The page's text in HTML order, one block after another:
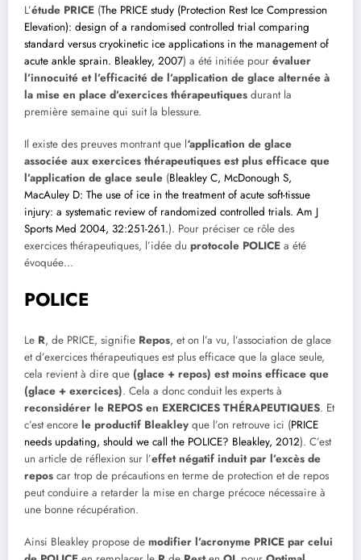
L’étude PRICE (The PRICE study (Protection Rest Ice Compression
Elevation): design of a randomised controlled trial comparing
standard versus cryokinetic ice applications in the management of
acute ankle sprain. Bleakley, 2007) a été initiée pour évaluer
l’innocuité et l’efficacité de l’application de glace alternée à
la mise en place d’exercices thérapeutiques durant la
première semaine qui suit la blessure.
Il existe des preuves montrant que l‘application de glace
associée aux exercices thérapeutiques est plus efficace que
l’application de glace seule (Bleakley C, McDonough S,
MacAuley D: The use of ice in the treatment of acute soft-tissue
injury: a systematic review of randomized controlled trials. Am J
Sports Med 2004, 32:251-261.). Pour préciser ce rôle des
exercices thérapeutiques, l’idée du protocole POLICE a été
évoquée…
POLICE
Le R, de PRICE, signifie Repos, et on l’a vu, l’association de glace
et d’exercices thérapeutiques est plus efficace que la glace seule,
cela revient à dire que (glace + repos) est moins efficace que
(glace + exercices). Cela a donc conduit les experts à
reconsidérer le REPOS en EXERCICES THÉRAPEUTIQUES. Et
c’est encore le productif Bleakley que l’on retrouve ici (PRICE
needs updating, should we call the POLICE? Bleakley, 2012). C’est
un article de réflexion sur l’effet négatif induit par l’excès de
repos car trop de précautions en terme de protection et de repos
peut conduire a retarder la mise en charge précoce nécessaire à
une bonne récupération.
Ainsi Bleakley propose de modifier l’acronyme PRICE par celui